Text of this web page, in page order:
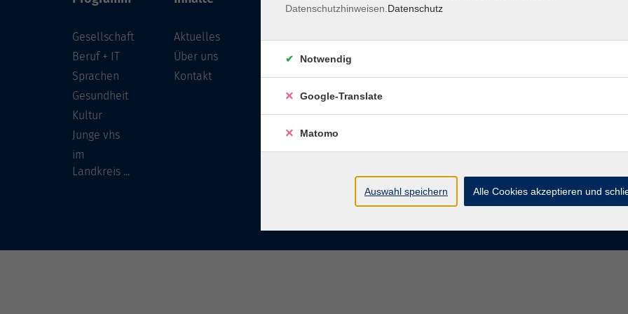
Gesellschaft
Beruf + IT
Sprachen
Gesundheit
Kultur
Junge vhs
im
Landkreis ...
Aktuelles
Über uns
Kontakt
96450 Coburg
info@vhs-coburg.de
Tel: 09561 8825-0
Datenschutzhinweisen. Datenschutz
Notwendig
Google-Translate
Matomo
Auswahl speichern Alle Cookies akzeptieren und